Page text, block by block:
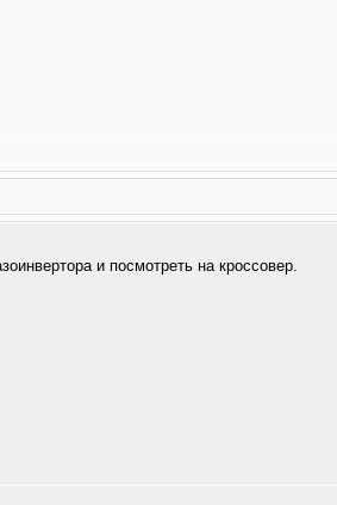
и посмотреть на кроссовер.